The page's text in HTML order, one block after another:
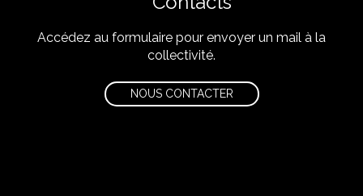
Accédez au formulaire pour envoyer un mail à la
collectivité.
NOUS CONTACTER